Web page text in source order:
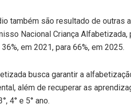
também são resultado de outras
Nacional Criança
em 2021, para 66%, em 2025.
busca garantir a
além de recuperar as
4° e 5° ano.